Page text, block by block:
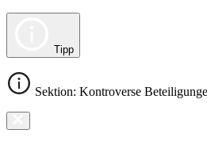
Tipp
Sektion: Kontroverse